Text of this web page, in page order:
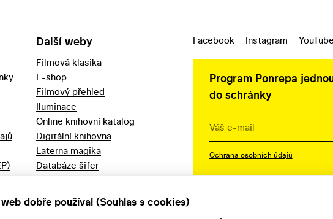
Další weby
Filmová klasika
E-shop
Filmový přehled
Iluminace
Online knihovní katalog
Digitální knihovna
Laterna magika
Databáze šifer
Facebook Instagram YouTube
Program Ponrepa
do schránky
Ochrana osobních údajů
dobře používal (Souhlas s cookies)